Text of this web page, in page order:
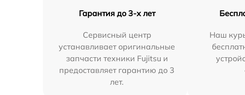
Гарантия до 3-х лет
Сервисный центр
устанавливает оригинальные
запчасти техники Fujitsu и
предоставляет гарантию до 3
лет.
Наш